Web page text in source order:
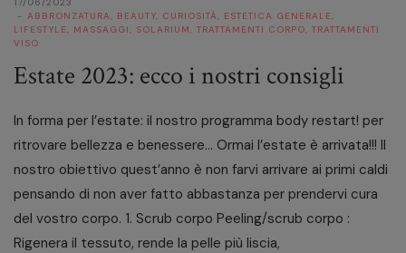
ABBRONZATURA, BEAUTY, CURIOSITÀ, ESTETICA GENERALE,
LIFESTYLE, MASSAGGI, SOLARIUM, TRATTAMENTI CORPO, TRATTAMENTI
VISO
Estate 2023: ecco i nostri consigli
In forma per l’estate: il nostro programma body restart! per
ritrovare bellezza e benessere… Ormai l’estate è arrivata!!! Il
nostro obiettivo quest’anno è non farvi arrivare ai primi caldi
pensando di non aver fatto abbastanza per prendervi cura
del vostro corpo. 1. Scrub corpo Peeling/scrub corpo :
Rigenera il tessuto, rende la pelle più liscia,